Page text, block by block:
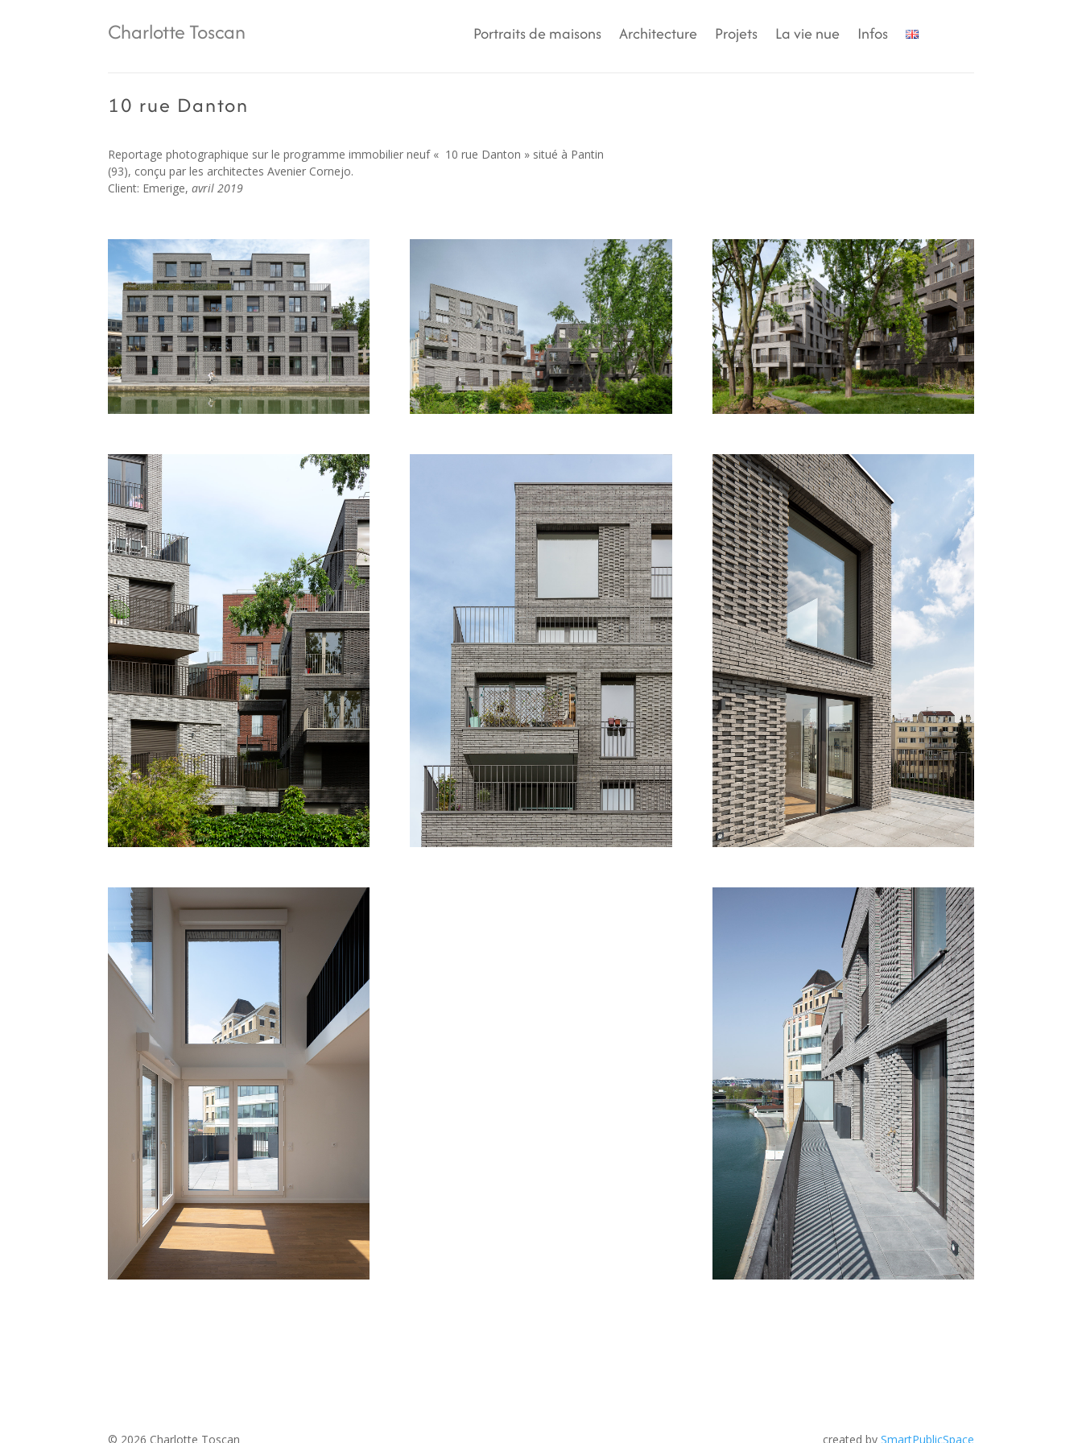
Charlotte Toscan Portraits de maisons Architecture Projets La vie nue Infos
10 rue Danton
Reportage photographique sur le programme immobilier neuf « 10 rue Danton » situé à Pantin
(93), conçu par les architectes Avenier Cornejo.
Client: Emerige,avril 2019
© 2026 Charlotte Toscan created by SmartPublicSpace